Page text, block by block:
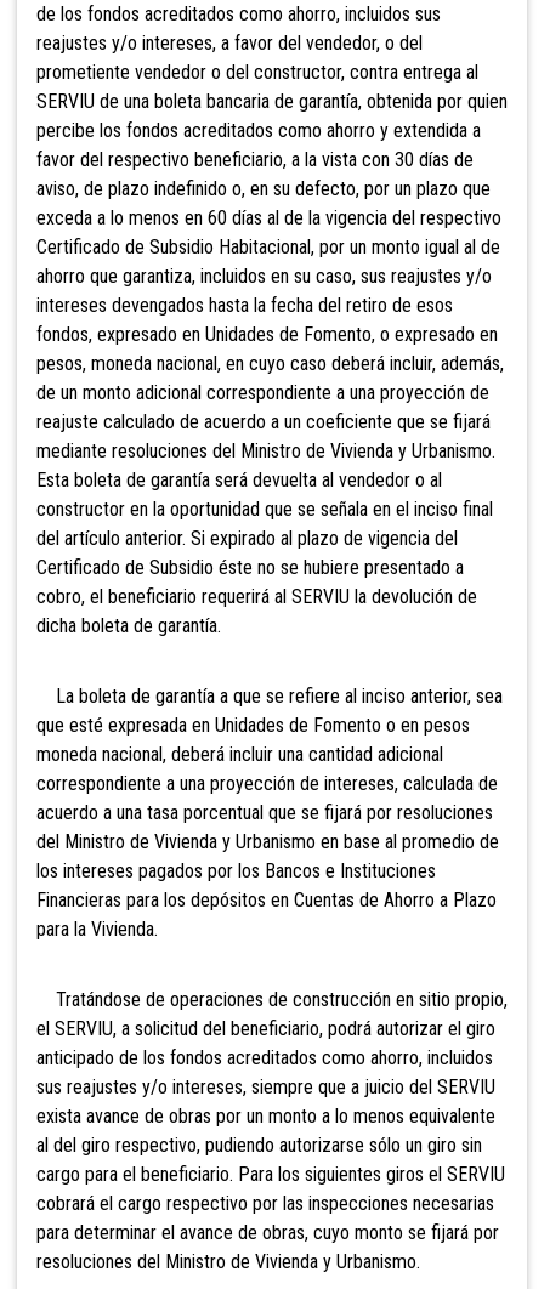
de los fondos acreditados como ahorro, incluidos sus
reajustes y/o intereses, a favor del vendedor, o del
prometiente vendedor o del constructor, contra entrega al
SERVIU de una boleta bancaria de garantía, obtenida por quien
percibe los fondos acreditados como ahorro y extendida a
favor del respectivo beneficiario, a la vista con 30 días de
aviso, de plazo indefinido o, en su defecto, por un plazo que
exceda a lo menos en 60 días al de la vigencia del respectivo
Certificado de Subsidio Habitacional, por un monto igual al de
ahorro que garantiza, incluidos en su caso, sus reajustes y/o
intereses devengados hasta la fecha del retiro de esos
fondos, expresado en Unidades de Fomento, o expresado en
pesos, moneda nacional, en cuyo caso deberá incluir, además,
de un monto adicional correspondiente a una proyección de
reajuste calculado de acuerdo a un coeficiente que se fijará
mediante resoluciones del Ministro de Vivienda y Urbanismo.
Esta boleta de garantía será devuelta al vendedor o al
constructor en la oportunidad que se señala en el inciso final
del artículo anterior. Si expirado al plazo de vigencia del
Certificado de Subsidio éste no se hubiere presentado a
cobro, el beneficiario requerirá al SERVIU la devolución de
dicha boleta de garantía.
La boleta de garantía a que se refiere al inciso anterior, sea
que esté expresada en Unidades de Fomento o en pesos
moneda nacional, deberá incluir una cantidad adicional
correspondiente a una proyección de intereses, calculada de
acuerdo a una tasa porcentual que se fijará por resoluciones
del Ministro de Vivienda y Urbanismo en base al promedio de
los intereses pagados por los Bancos e Instituciones
Financieras para los depósitos en Cuentas de Ahorro a Plazo
para la Vivienda.
Tratándose de operaciones de construcción en sitio propio,
el SERVIU, a solicitud del beneficiario, podrá autorizar el giro
anticipado de los fondos acreditados como ahorro, incluidos
sus reajustes y/o intereses, siempre que a juicio del SERVIU
exista avance de obras por un monto a lo menos equivalente
al del giro respectivo, pudiendo autorizarse sólo un giro sin
cargo para el beneficiario. Para los siguientes giros el SERVIU
cobrará el cargo respectivo por las inspecciones necesarias
para determinar el avance de obras, cuyo monto se fijará por
resoluciones del Ministro de Vivienda y Urbanismo.